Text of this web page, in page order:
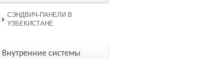
СЭНДВИЧ-ПАНЕЛИ В
УЗБЕКИСТАНЕ
Внутренние системы